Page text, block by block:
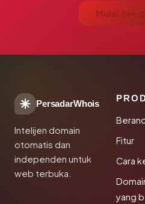
Mulai cek
PersadarWhois
Intelijen domain
otomatis dan
independen untuk
web terbuka.
Fitur
Cara
yang